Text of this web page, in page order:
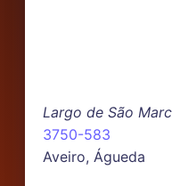
Largo de São
3750-583
Aveiro, Águeda